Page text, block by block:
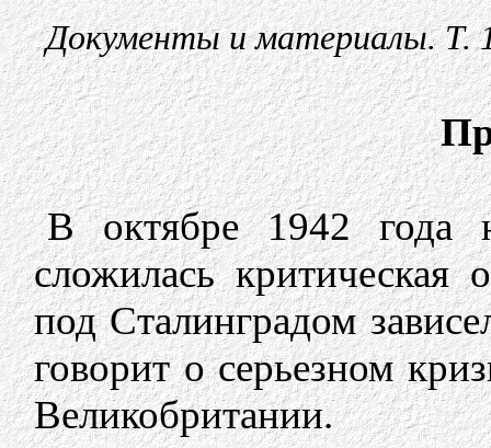
Документы и материалы. Т.
В октябре 1942 года
сложилась критическая
под Сталинградом
говорит о серьезном
Великобритании.